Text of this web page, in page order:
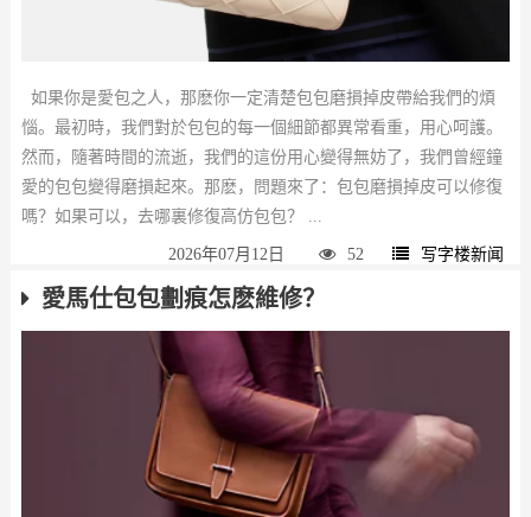
如果你是愛包之人，那麽你一定清楚包包磨損掉皮帶給我們的煩
惱。最初時，我們對於包包的每一個細節都異常看重，用心呵護。
然而，隨著時間的流逝，我們的這份用心變得無妨了，我們曾經鐘
愛的包包變得磨損起來。那麽，問題來了：包包磨損掉皮可以修復
嗎？如果可以，去哪裏修復高仿包包？ ...
2026年07月12日 52 写字楼新闻
​愛馬仕包包劃痕怎麽維修？